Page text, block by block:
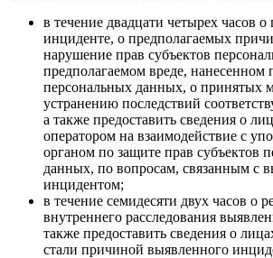
в течение двадцати четырех часов
инциденте, о предполагаемых
нарушение прав субъектов
предполагаемом вреде, нанесенном
персональных данных, о принятых
устранению последствий
а также предоставить сведения о
оператором на взаимодействие с
органом по защите прав субъектов
данных, по вопросам, связанным с
инцидентом;
в течение семидесяти двух часов о
внутреннего расследования
также предоставить сведения о
стали причиной выявленного